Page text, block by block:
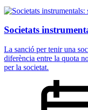
Societats
La sanció per tenir una
diferència entre la quota
per la societat.